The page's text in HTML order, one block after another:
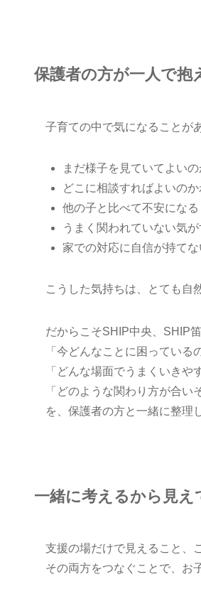
保護者の方が一人で抱
子育ての中で気になることが
まだ様子を見ていてよい
どこに相談すればよいの
他の子と比べて不安になる
うまく関われていない気が
家での対応に自信が持てな
こうした気持ちは、とても自
だからこそSHIP中央、SHIP笛
「今どんなことに困っている
「どんな場面でうまくいきや
「どのような関わり方が合い
を、保護者の方と一緒に整理
一緒に考えるから見え
支援の場だけで見えること、
その両方をつなぐことで、お